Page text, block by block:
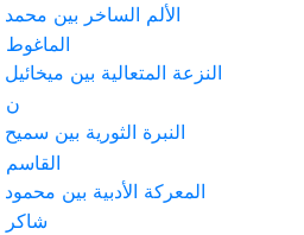
الألم الساخر بين محمد
الماغوط
النزعة المتعالية بين ميخائيل
ن
النبرة الثورية بين سميح
القاسم
المعركة الأدبية بين محمود
شاكر